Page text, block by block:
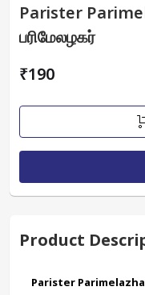
Parister
பரிமேலழகர்
₹190
Product
Parister